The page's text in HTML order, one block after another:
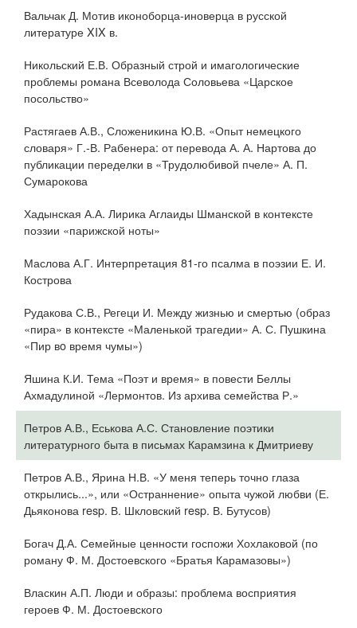
Вальчак Д. Мотив иконоборца-иноверца в русской
литературе XIX в.
Никольский Е.В. Образный строй и имагологические
проблемы романа Всеволода Соловьева «Царское
посольство»
Растягаев А.В., Сложеникина Ю.В. «Опыт немецкого
словаря» Г.-В. Рабенера: от перевода А. А. Нартова до
публикации переделки в «Трудолюбивой пчеле» А. П.
Сумарокова
Хадынская А.А. Лирика Аглаиды Шманской в контексте
поэзии «парижской ноты»
Маслова А.Г. Интерпретация 81-го псалма в поэзии Е. И.
Кострова
Рудакова С.В., Регеци И. Между жизнью и смертью (образ
«пира» в контексте «Маленькой трагедии» А. С. Пушкина
«Пир вo время чумы»)
Яшина К.И. Тема «Поэт и время» в повести Беллы
Ахмадулиной «Лермонтов. Из архива семейства Р.»
Петров А.В., Еськова А.С. Становление поэтики
литературного быта в письмах Карамзина к Дмитриеву
Петров А.В., Ярина Н.В. «У меня теперь точно глаза
открылись...», или «Остраннение» опыта чужой любви (Е.
Дьяконова resp. В. Шкловский resp. В. Бутусов)
Богач Д.А. Семейные ценности госпожи Хохлаковой (по
роману Ф. М. Достоевского «Братья Карамазовы»)
Власкин А.П. Люди и образы: проблема восприятия
героев Ф. М. Достоевского